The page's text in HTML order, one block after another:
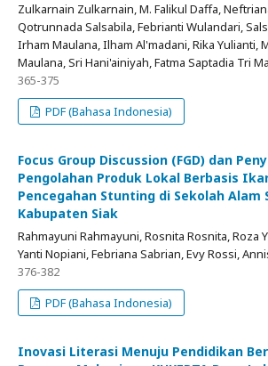
Zulkarnain Zulkarnain, M. Falikul Daffa,
Qotrunnada Salsabila, Febrianti Wulandari,
Irham Maulana, Ilham Al'madani, Rika Yulianti,
Maulana, Sri Hani'ainiyah, Fatma Saptadia Tri
365-375
PDF (Bahasa Indonesia)
Focus Group Discussion (FGD) dan
Pengolahan Produk Lokal Berbasis
Pencegahan Stunting di Sekolah Alam
Kabupaten Siak
Rahmayuni Rahmayuni, Rosnita Rosnita, Roza
Yanti Nopiani, Febriana Sabrian, Evy Rossi,
376-382
PDF (Bahasa Indonesia)
Inovasi Literasi Menuju Pendidikan